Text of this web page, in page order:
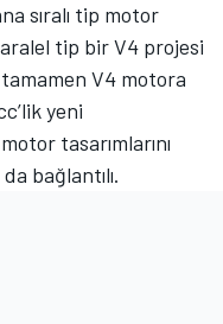
sıralı tip motor
tip bir V4 projesi
V4 motora
yeni
tasarımlarını
bağlantılı.